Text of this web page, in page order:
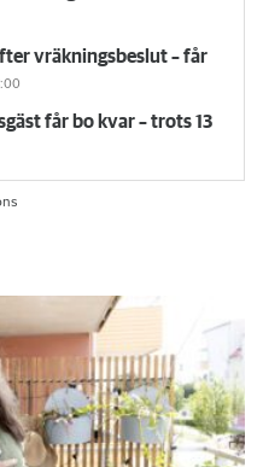
vräkningsbeslut – får
får bo kvar – trots 13